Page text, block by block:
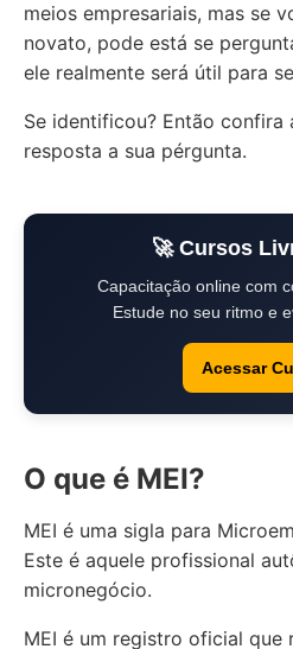
meios empresariais, mas se
novato, pode está se
ele realmente será útil para
Se identificou? Então confira
resposta a sua pérgunta.
🚀 Cursos
Capacitação online com
Estude no seu ritmo e
Acessar
O que é MEI?
MEI é uma sigla para
Este é aquele profissional
micronegócio.
MEI é um registro oficial que